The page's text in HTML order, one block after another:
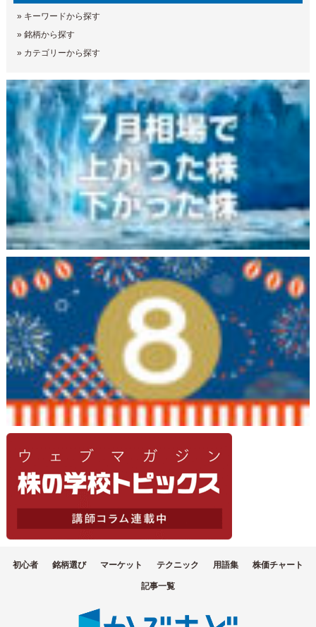
» キーワードから探す
» 銘柄から探す
» カテゴリーから探す
初心者 銘柄選び マーケット テクニック 用語集 株価チャート
記事一覧